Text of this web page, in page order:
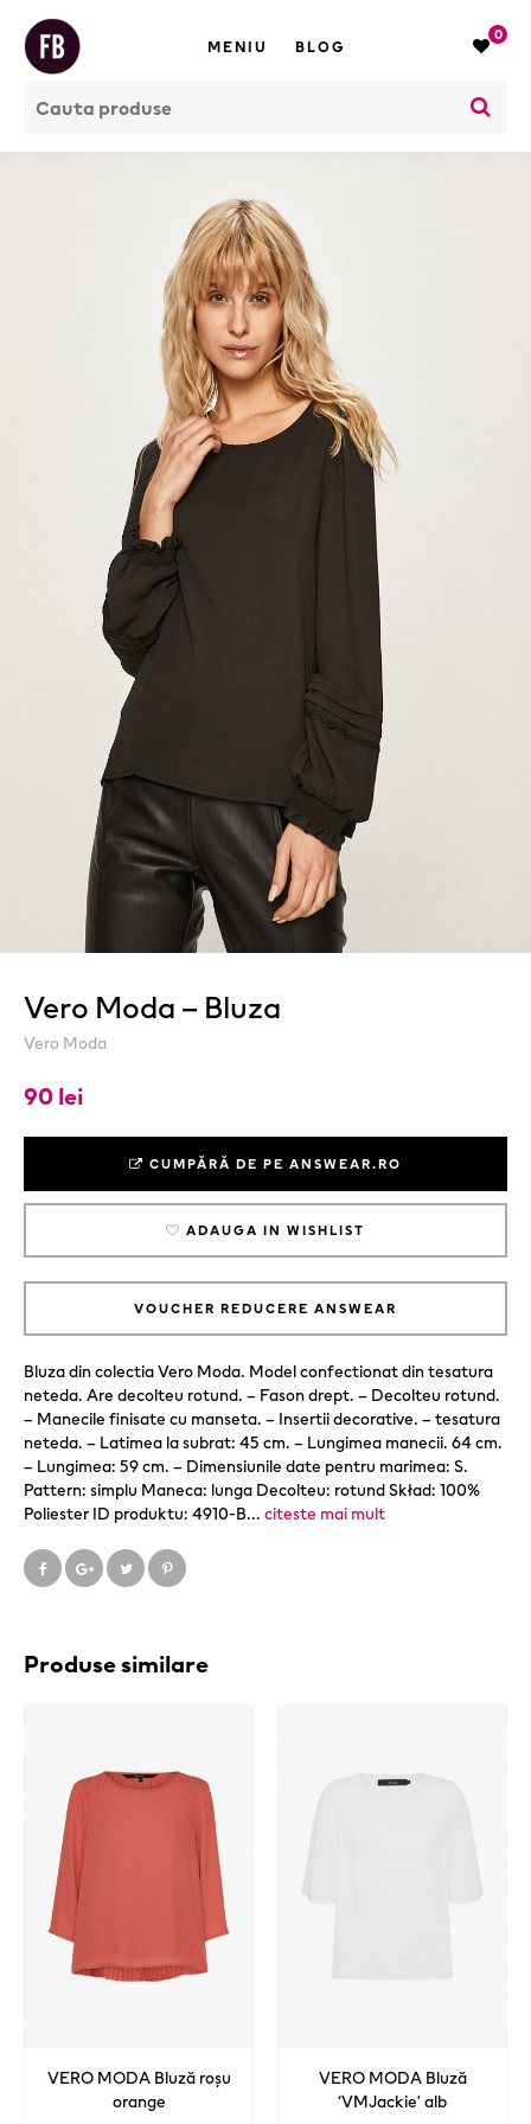
MENIU BLOG
0
Vero Moda – Bluza
Vero Moda
90 lei
CUMPĂRĂ DE PE ANSWEAR.RO
ADAUGA IN WISHLIST
VOUCHER REDUCERE ANSWEAR
Bluza din colectia Vero Moda. Model confectionat din tesatura
neteda. Are decolteu rotund. – Fason drept. – Decolteu rotund.
– Manecile finisate cu manseta. – Insertii decorative. – tesatura
neteda. – Latimea la subrat: 45 cm. – Lungimea manecii. 64 cm.
– Lungimea: 59 cm. – Dimensiunile date pentru marimea: S.
Pattern: simplu Maneca: lunga Decolteu: rotund Skład: 100%
Poliester ID produktu: 4910-B... citeste mai mult
Produse similare
VERO MODA Bluză roșu
orange
VERO MODA Bluză
‘VMJackie’ alb